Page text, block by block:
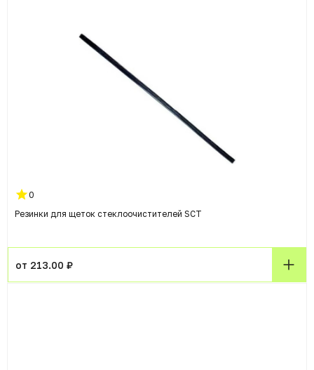
0
Резинки для щеток стеклоочистителей SCT
от 213.00 ₽